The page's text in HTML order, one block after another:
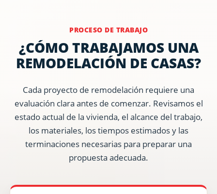
PROCESO DE TRABAJO
¿CÓMO TRABAJAMOS UNA
REMODELACIÓN DE CASAS?
Cada proyecto de remodelación requiere una
evaluación clara antes de comenzar. Revisamos el
estado actual de la vivienda, el alcance del trabajo,
los materiales, los tiempos estimados y las
terminaciones necesarias para preparar una
propuesta adecuada.